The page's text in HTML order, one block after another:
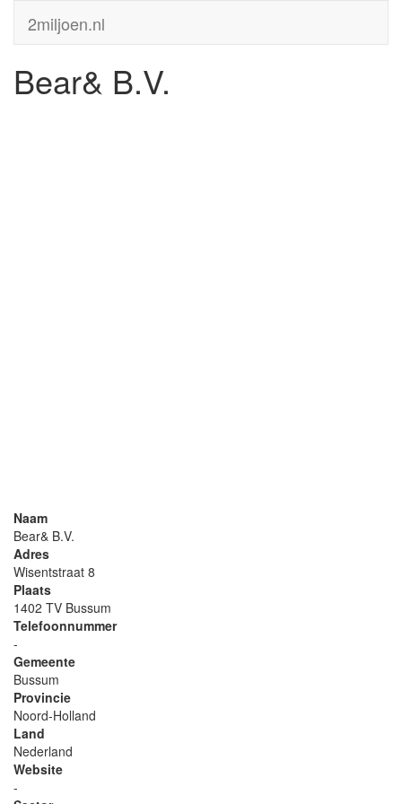
2miljoen.nl
Bear& B.V.
Naam
Bear& B.V.
Adres
Wisentstraat 8
Plaats
1402 TV Bussum
Telefoonnummer
-
Gemeente
Bussum
Provincie
Noord-Holland
Land
Nederland
Website
-